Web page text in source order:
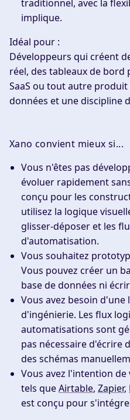
traditionnel, avec la
implique.
Idéal pour :
Développeurs qui créent
réel, des tableaux de bord
SaaS ou tout autre
données et une discipline
Xano convient mieux si...
Vous n'êtes pas
évoluer rapidement
conçu pour les
utilisez la logique
glisser-déposer et les
d'automatisation.
Vous souhaitez
Vous pouvez créer un
base de données ni
Vous avez besoin
d'ingénierie. Les flux
automatisations sont
pas nécessaire d'écrire
des schémas
Vous avez l'intention
tels queAirtable, Zapier,
est conçu pour